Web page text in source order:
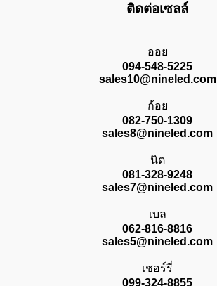
ติดต่อเซลล์
ออย
094-548-5225
sales10@nineled.com
ก้อย
082-750-1309
sales8@nineled.com
นิต
081-328-9248
sales7@nineled.com
เบล
062-816-8816
sales5@nineled.com
เชอร์รี่
099-324-8855